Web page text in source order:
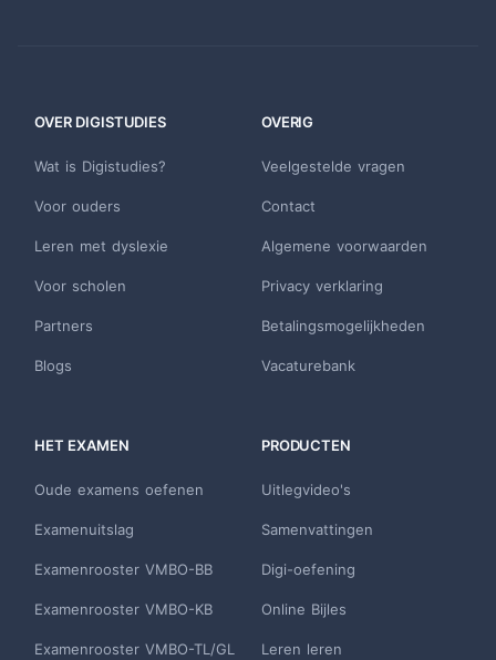
OVER DIGISTUDIES
Wat is Digistudies?
Voor ouders
Leren met dyslexie
Voor scholen
Partners
Blogs
OVERIG
Veelgestelde vragen
Contact
Algemene voorwaarden
Privacy verklaring
Betalingsmogelijkheden
Vacaturebank
HET EXAMEN
Oude examens oefenen
Examenuitslag
Examenrooster VMBO-BB
Examenrooster VMBO-KB
Examenrooster VMBO-TL/GL
PRODUCTEN
Uitlegvideo's
Samenvattingen
Digi-oefening
Online Bijles
Leren leren